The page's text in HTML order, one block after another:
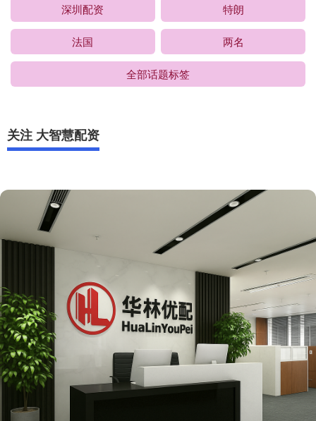
深圳配资 特朗
法国 两名
全部话题标签
关注 大智慧配资